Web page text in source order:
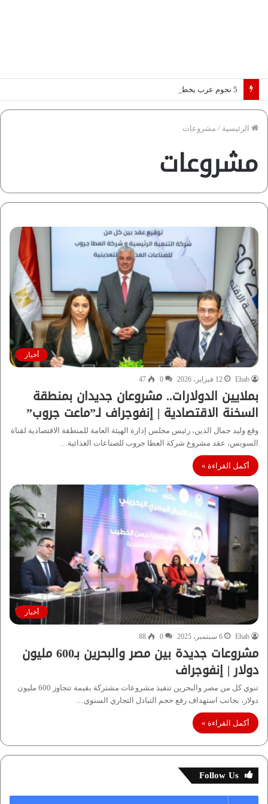
الرئيسية / مشروعات
مشروعات
أخبار
Ehab 12 فبراير، 2026 0
47
بملايين الدولارات.. مشروعان جديدان بمنطقة
السخنة الاقتصادية | إنفوجراف لـ”ماعت جروب”
وقع وليد جمال الدين، رئيس مجلس إدارة الهيئة العامة للمنطقة الاقتصادية لقناة
السويس، عقد مشروع شركة العطا جروب للصناعات الغذائية…
أكمل القراءة »
أخبار
Ehab 6 سبتمبر، 2025 0
88
مشروعات جديدة بين مصر والبحرين بـ600 مليون
دولار | إنفوجراف
تنوي كل من مصر والبحرين تنفيذ مشروعات مشتركة بقيمة تتجاوز 600 مليون
دولار، بجانب استهداف رفع حجم التبادل التجاري السنوي…
أكمل القراءة »
Follow Us